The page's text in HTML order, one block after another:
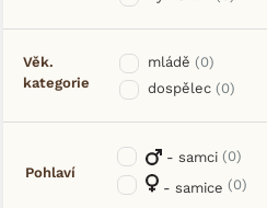
Věk.
kategorie
mládě (0)
dospělec (0)
Pohlaví
- samci (0)
- samice (0)